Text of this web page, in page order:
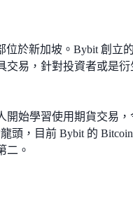
位於新加坡。Bybit 創立
交易，針對投資者或是衍
開始學習使用期貨交易，
頭，目前 Bybit 的
二。